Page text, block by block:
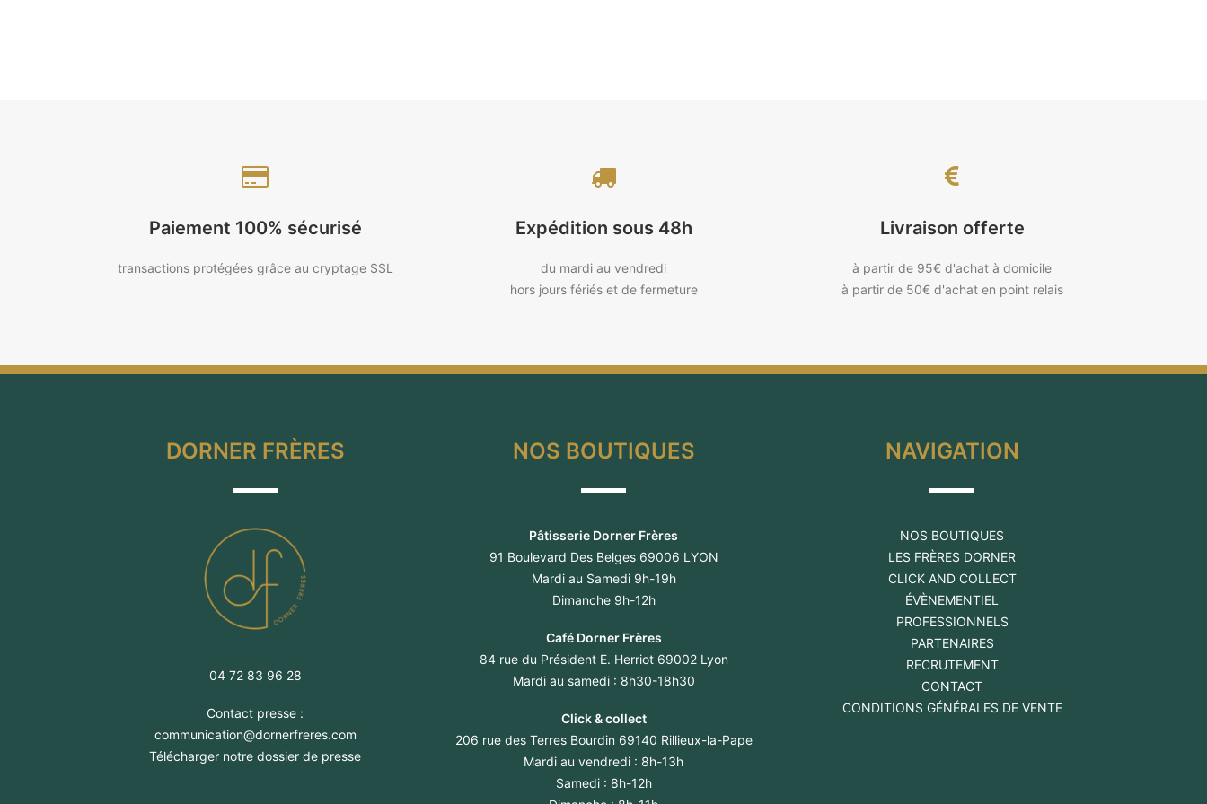
Paiement 100% sécurisé
transactions protégées grâce au cryptage SSL
Expédition sous 48h
du mardi au vendredi
hors jours fériés et de fermeture
Livraison offerte
à partir de 95€ d'achat à domicile
à partir de 50€ d'achat en point relais
DORNER FRÈRES
04 72 83 96 28
Contact presse :
communication@dornerfreres.com
Télécharger notre dossier de presse
NOS BOUTIQUES
Pâtisserie Dorner Frères
91 Boulevard Des Belges 69006 LYON
Mardi au Samedi 9h-19h
Dimanche 9h-12h
Café Dorner Frères
84 rue du Président E. Herriot 69002 Lyon
Mardi au samedi : 8h30-18h30
Click & collect
206 rue des Terres Bourdin 69140 Rillieux-la-Pape
Mardi au vendredi : 8h-13h
Samedi : 8h-12h
NAVIGATION
NOS BOUTIQUES
LES FRÈRES DORNER
CLICK AND COLLECT
ÉVÈNEMENTIEL
PROFESSIONNELS
PARTENAIRES
RECRUTEMENT
CONTACT
CONDITIONS GÉNÉRALES DE VENTE